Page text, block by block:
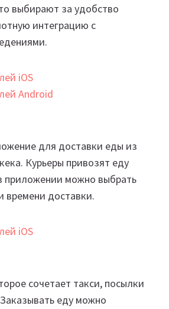
выбирают за удобство
интеграцию с
iOS
Android
для доставки еды из
Курьеры привозят еду
приложении можно выбрать
времени доставки.
iOS
сочетает такси, посылки
еду можно